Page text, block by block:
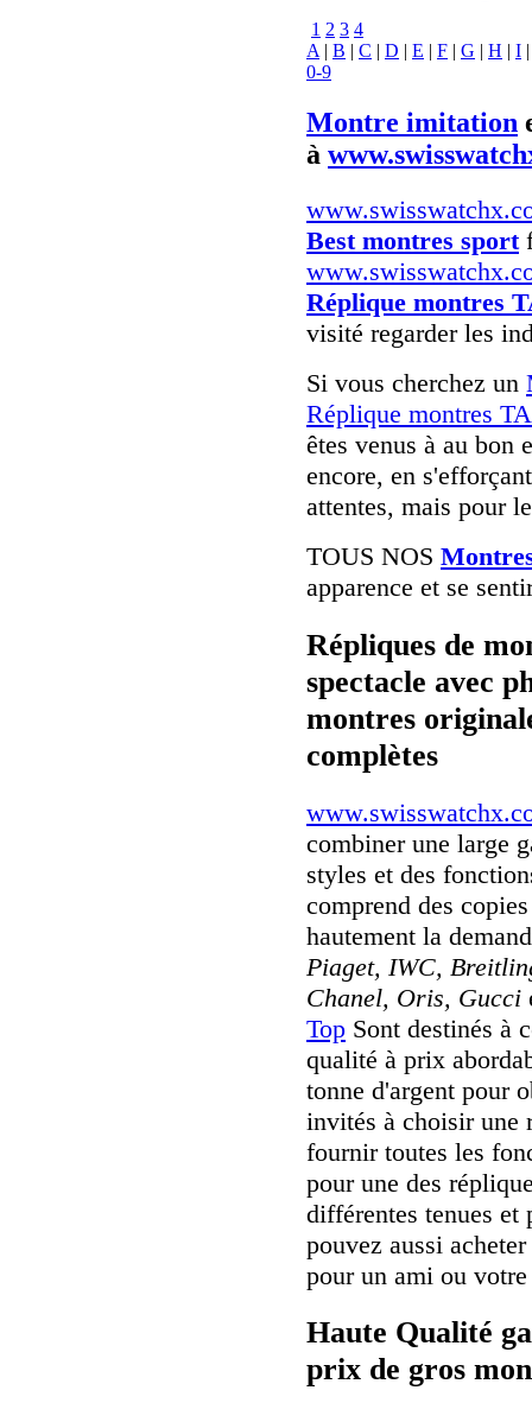
1 2 3 4
A | B | C | D | E | F | G | H | I
0-9
Montre imitation
à
Best montres sport
Réplique montres
visité regarder les
Si vous cherchez un
Réplique montres
êtes venus à au bon
encore, en
attentes, mais pour
TOUS NOS
apparence et se
Répliques de
spectacle avec
montres
complètes
combiner une large
styles et des
comprend des
hautement la
Piaget, IWC,
Chanel, Oris, Gucci
Top Sont destinés à
qualité à prix
tonne d'argent pour
invités à choisir une
fournir toutes les
pour une des
différentes tenues et
pouvez aussi
pour un ami ou
Haute Qualité
prix de gros